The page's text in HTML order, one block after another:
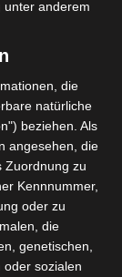
für
dass
zu
wie für
unter anderem
die
natürliche
beziehen. Als
angesehen, die
Zuordnung zu
Kennnummer,
oder zu
die
genetischen,
oder sozialen